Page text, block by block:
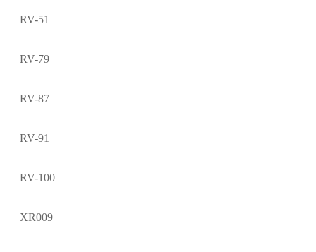
RV-51
RV-79
RV-87
RV-91
RV-100
XR009